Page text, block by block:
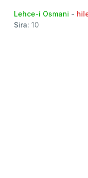
Lehce-i Osmani -
Sira: 10